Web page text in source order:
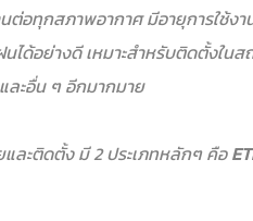
อทุกสภาพอากาศ มีอายุการใช้ง
ด้อย่างดี เหมาะสำหรับติดตั้งใน
ละอื่น ๆ อีกมากมาย
และติดตั้ง มี 2 ประเภทหลักๆ คือ